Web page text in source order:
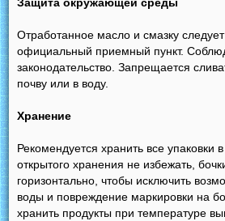
Отработанное масло и смазку следует
официальный приемный пункт.
законодательство. Запрещается
почву или в воду.
Хранение
Рекомендуется хранить все
открытого хранения не избежать,
горизонтально, чтобы исключить
воды и повреждение маркировки на
хранить продукты при температуре